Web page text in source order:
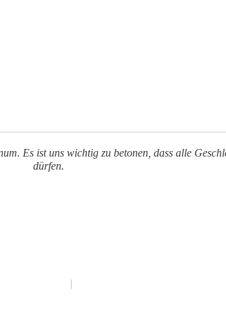
Es ist uns wichtig zu betonen, dass alle
dürfen.